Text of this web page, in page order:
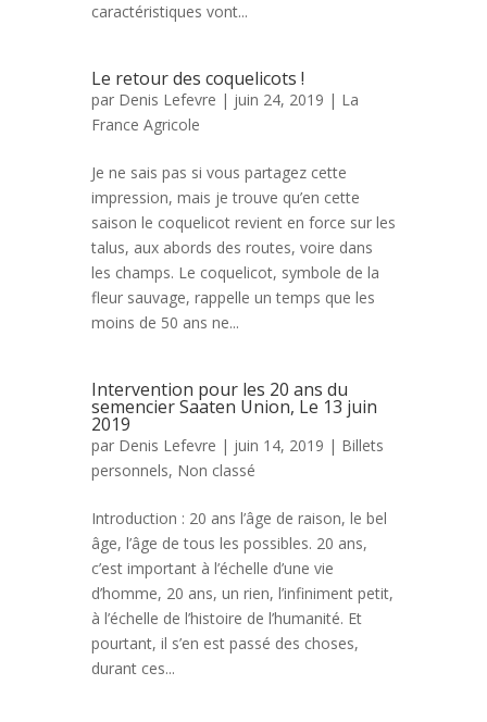
caractéristiques vont...
Le retour des coquelicots !
par Denis Lefevre | juin 24, 2019 | La
France Agricole
Je ne sais pas si vous partagez cette
impression, mais je trouve qu’en cette
saison le coquelicot revient en force sur les
talus, aux abords des routes, voire dans
les champs. Le coquelicot, symbole de la
fleur sauvage, rappelle un temps que les
moins de 50 ans ne...
Intervention pour les 20 ans du
semencier Saaten Union, Le 13 juin
2019
par Denis Lefevre | juin 14, 2019 | Billets
personnels, Non classé
Introduction : 20 ans l’âge de raison, le bel
âge, l’âge de tous les possibles. 20 ans,
c’est important à l’échelle d’une vie
d’homme, 20 ans, un rien, l’infiniment petit,
à l’échelle de l’histoire de l’humanité. Et
pourtant, il s’en est passé des choses,
durant ces...